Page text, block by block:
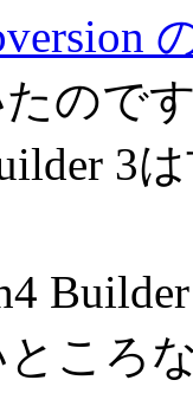
ので
3
ころ